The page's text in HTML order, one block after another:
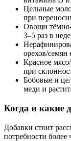
Цельные
при
Овощи
3–5 раз в
орехов/семян
Красное
при
Бобовые и
меди и
Когда и какие
Добавки стоит
потребности